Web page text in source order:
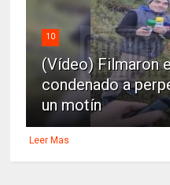
10
(Vídeo) Filmaron
condenado a
un motín
Leer Mas